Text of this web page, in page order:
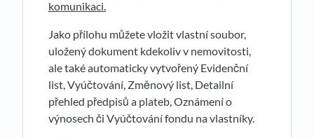
komunikaci.
Jako přílohu můžete vložit vlastní soubor,
uložený dokument kdekoliv v nemovitosti,
ale také automaticky vytvořený Evidenční
list, Vyúčtování, Změnový list, Detailní
přehled předpisů a plateb, Oznámení o
výnosech či Vyúčtování fondu na vlastníky.